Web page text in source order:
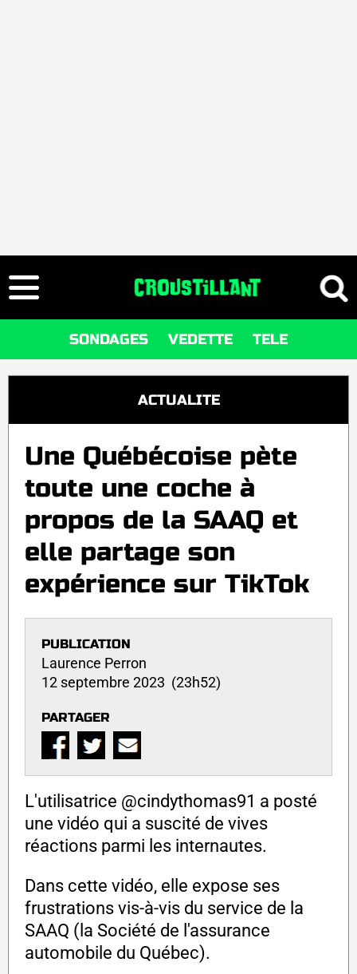
SONDAGES VEDETTE TELE
ACTUALITE
Une Québécoise pète
toute une coche à
propos de la SAAQ et
elle partage son
expérience sur TikTok
PUBLICATION
Laurence Perron
12 septembre 2023 (23h52)
PARTAGER
L'utilisatrice @cindythomas91 a posté
une vidéo qui a suscité de vives
réactions parmi les internautes.
Dans cette vidéo, elle expose ses
frustrations vis-à-vis du service de la
SAAQ (la Société de l'assurance
automobile du Québec).